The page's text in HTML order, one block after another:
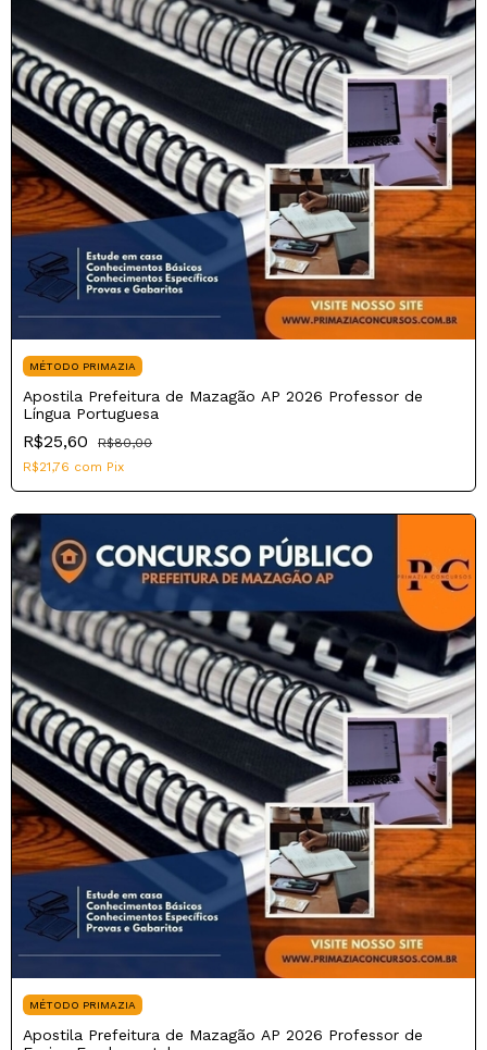
MÉTODO PRIMAZIA
Apostila Prefeitura de Mazagão AP 2026 Professor de
Língua Portuguesa
R$25,60
R$80,00
R$21,76 com Pix
MÉTODO PRIMAZIA
Apostila Prefeitura de Mazagão AP 2026 Professor de